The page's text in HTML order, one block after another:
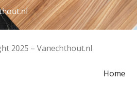
2025 – Vanechthout.nl
Home